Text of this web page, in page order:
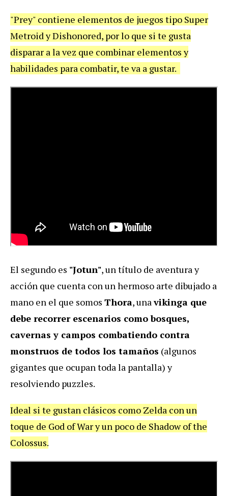
"Prey" contiene elementos de juegos tipo Super
Metroid y Dishonored, por lo que si te gusta
disparar a la vez que combinar elementos y
habilidades para combatir, te va a gustar.
El segundo es "Jotun", un título de aventura y
acción que cuenta con un hermoso arte dibujado a
mano en el que somos Thora, unavikinga que
debe recorrer escenarios como bosques,
cavernas y campos combatiendo contra
monstruos de todos los tamaños (algunos
gigantes que ocupan toda la pantalla) y
resolviendo puzzles.
Ideal si te gustan clásicos como Zelda con un
toque de God of War y un poco de Shadow of the
Colossus.